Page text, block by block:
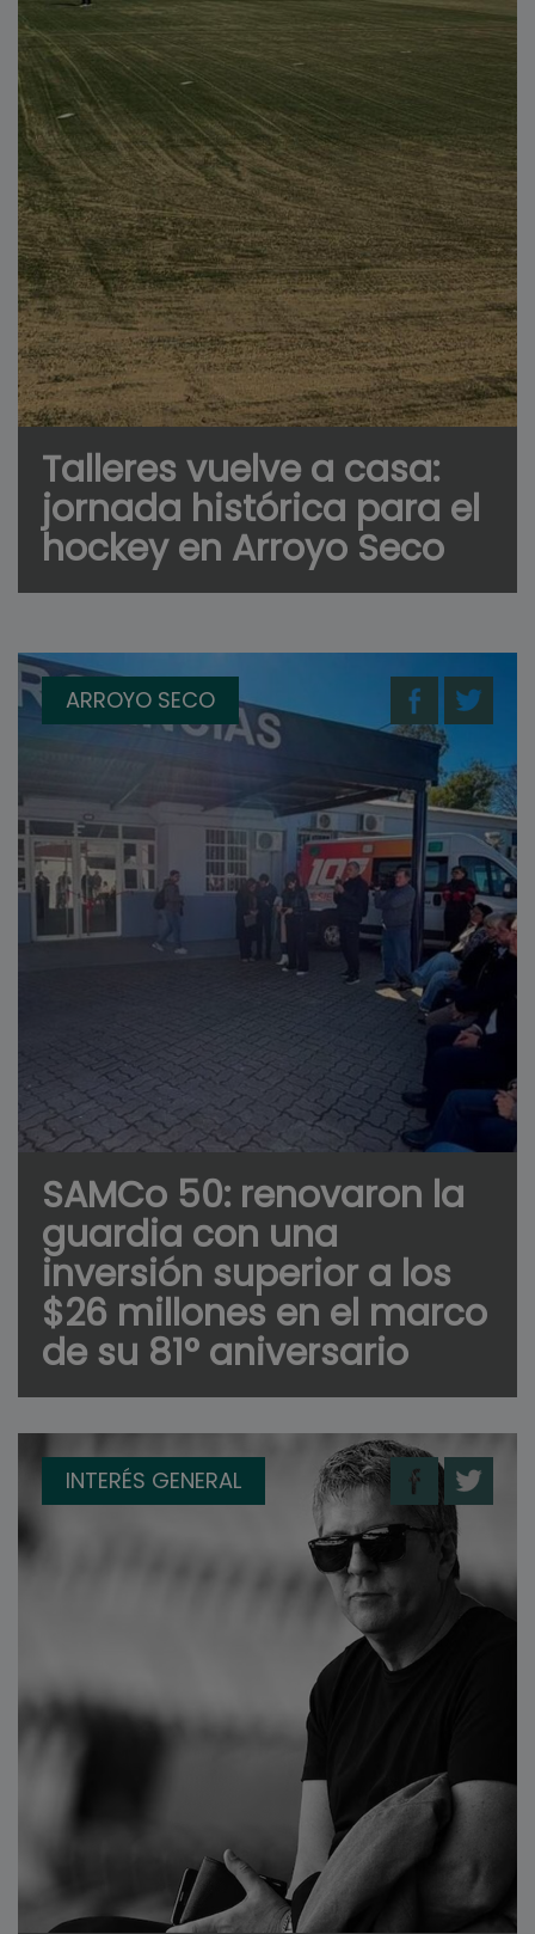
Talleres vuelve a casa:
jornada histórica para el
hockey en Arroyo Seco
ARROYO SECO
SAMCo 50: renovaron la
guardia con una
inversión superior a los
$26 millones en el marco
de su 81° aniversario
INTERÉS GENERAL